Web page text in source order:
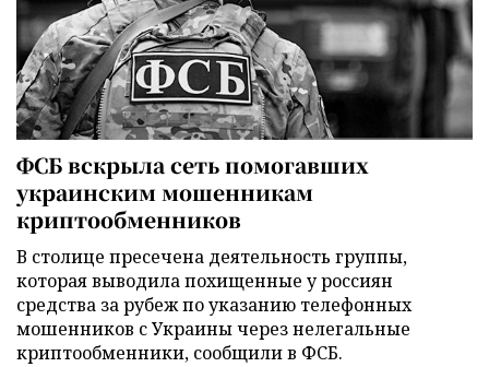
ФСБ вскрыла сеть помогавших
украинским мошенникам
криптообменников
В столице пресечена деятельность группы,
которая выводила похищенные у россиян
средства за рубеж по указанию телефонных
мошенников с Украины через нелегальные
криптообменники, сообщили в ФСБ.